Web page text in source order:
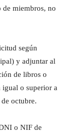
miembros, no
según
y adjuntar al
de libros o
igual o superior a
octubre.
o NIF de